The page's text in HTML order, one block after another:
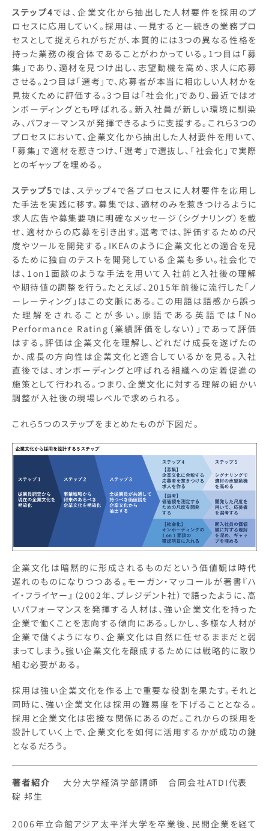
ステップ4では、企業文化から抽出した人材要件を採用のプ
ロセスに応用していく。採用は、一見すると一続きの業務プロ
セスとして捉えられがちだが、本質的には3つの異なる性格を
持った業務の複合体であることがわかっている。1つ目は「募
集」であり、適材を見つけ出し、志望動機を高め、求人に応募
させる。2つ目は「選考」で、応募者が本当に相応しい人材かを
見抜くために評価する。3つ目は「社会化」であり、最近ではオ
ンボーディングとも呼ばれる。新入社員が新しい環境に馴染
み、パフォーマンスが発揮できるように支援する。これら3つの
プロセスにおいて、企業文化から抽出した人材要件を用いて、
「募集」で適材を惹きつけ、「選考」で選抜し、「社会化」で実際
とのギャップを埋める。
ステップ5では、ステップ4で各プロセスに人材要件を応用し
た手法を実践に移す。募集では、適材のみを惹きつけるように
求人広告や募集要項に明確なメッセージ（シグナリング）を載
せ、適材からの応募を引き出す。選考では、評価するための尺
度やツールを開発する。IKEAのように企業文化との適合を見
るために独自のテストを開発している企業も多い。社会化で
は、1on1面談のような手法を用いて入社前と入社後の理解
や期待値の調整を行う。たとえば、2015年前後に流行した「ノ
ーレーティング」はこの文脈にある。この用語は語感から誤っ
た理解をされることが多い。原語である英語では「No
Performance Rating（業績評価をしない）」であって評価
はする。評価は企業文化を理解し、どれだけ成長を遂げたの
か、成長の方向性は企業文化と適合しているかを見る。入社
直後では、オンボーディングと呼ばれる組織への定着促進の
施策として行われる。つまり、企業文化に対する理解の細かい
調整が入社後の現場レベルで求められる。
これら5つのステップをまとめたものが下図だ。
企業文化は暗黙的に形成されるものだという価値観は時代
遅れのものになりつつある。モーガン・マッコールが著書『ハ
イ・フライヤー』（2002年、プレジデント社）で語ったように、高
いパフォーマンスを発揮する人材は、強い企業文化を持った
企業で働くことを志向する傾向にある。しかし、多様な人材が
企業で働くようになり、企業文化は自然に任せるままだと弱
まってしまう。強い企業文化を醸成するためには戦略的に取り
組む必要がある。
採用は強い企業文化を作る上で重要な役割を果たす。それと
同時に、強い企業文化は採用の難易度を下げることとなる。
採用と企業文化は密接な関係にあるのだ。これからの採用を
設計していく上で、企業文化を如何に活用するかが成功の鍵
となるだろう。
著者紹介 大分大学経済学部講師 合同会社ATDI代表
碇 邦生
2006年立命館アジア太平洋大学を卒業後、民間企業を経て